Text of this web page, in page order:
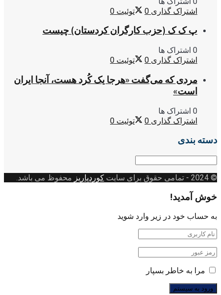
اشتراک گذاری 0 توئیت 0
پ ک ک (حزب کارگران کردستان) چیست
0 اشتراک ها
اشتراک گذاری 0 توئیت 0
مردی که می‌گفت «هرجا یک کُرد هست، آنجا ایران
است»
0 اشتراک ها
اشتراک گذاری 0 توئیت 0
دسته بندی
دسته
© 2024
- تمامی حقوق برای سایت کوردپاریز محفوظ می باشد.
خوش آمدید!
به حساب خود در زیر وارد شوید
مرا به خاطر بسپار